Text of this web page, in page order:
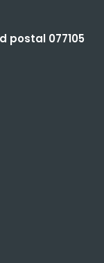
postal 077105